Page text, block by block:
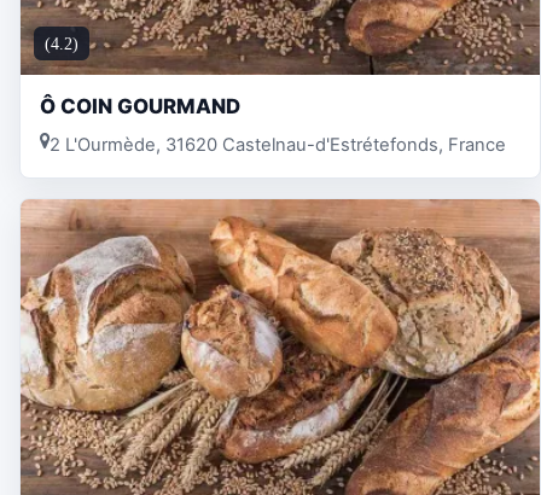
(4.2)
Ô COIN GOURMAND
2 L'Ourmède, 31620 Castelnau-d'Estrétefonds, France